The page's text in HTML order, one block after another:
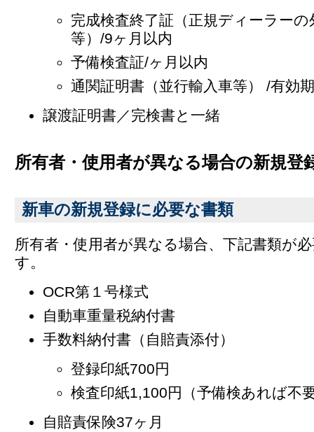
完成検査終了証（正規ディーラーの
等）/9ヶ月以内
予備検査証/ヶ月以内
通関証明書（並行輸入車等） /有効
譲渡証明書／完検書と一緒
所有者・使用者が異なる場合の新規登
新車の新規登録に必要な書類
所有者・使用者が異なる場合、下記書類が
す。
OCR第１号様式
自動車重量税納付書
手数料納付書（自賠責添付）
登録印紙700円
検査印紙1,100円（予備検あれば不
自賠責保険37ヶ月